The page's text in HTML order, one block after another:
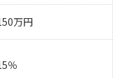
万円
％